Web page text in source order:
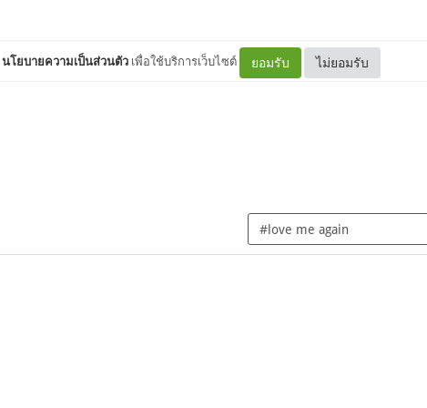
นโยบายความเป็นส่วนตัว เพื่อใช้บริการเว็บไซต์ ยอมรับ ไม่ยอมรับ